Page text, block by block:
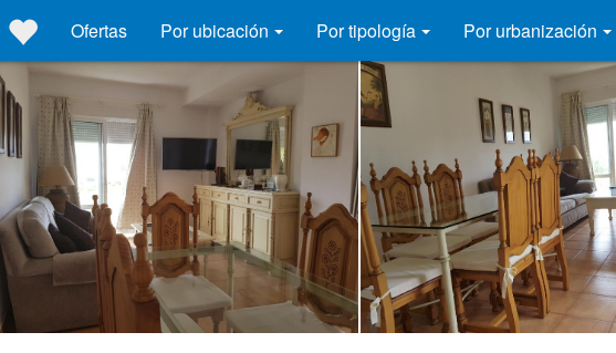
Ofertas Por ubicación Por tipología Por urbanización